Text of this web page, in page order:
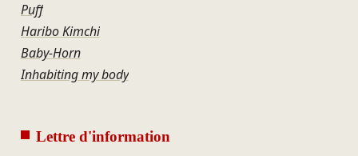
Puff
Haribo Kimchi
Baby-Horn
Inhabiting my body
Lettre d'information